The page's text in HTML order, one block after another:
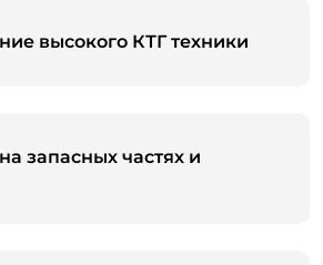
высокого КТГ техники
запасных частях и